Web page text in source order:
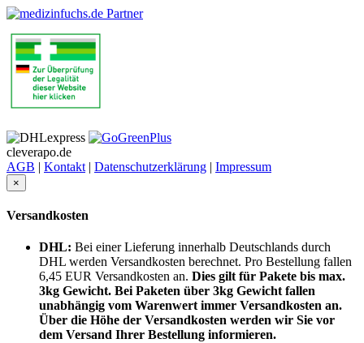
cleverapo.de
AGB | Kontakt | Datenschutzerklärung | Impressum
×
Versandkosten
DHL: Bei einer Lieferung innerhalb Deutschlands durch
DHL werden Versandkosten berechnet. Pro Bestellung fallen
6,45 EUR Versandkosten an. Dies gilt für Pakete bis max.
3kg Gewicht. Bei Paketen über 3kg Gewicht fallen
unabhängig vom Warenwert immer Versandkosten an.
Über die Höhe der Versandkosten werden wir Sie vor
dem Versand Ihrer Bestellung informieren.